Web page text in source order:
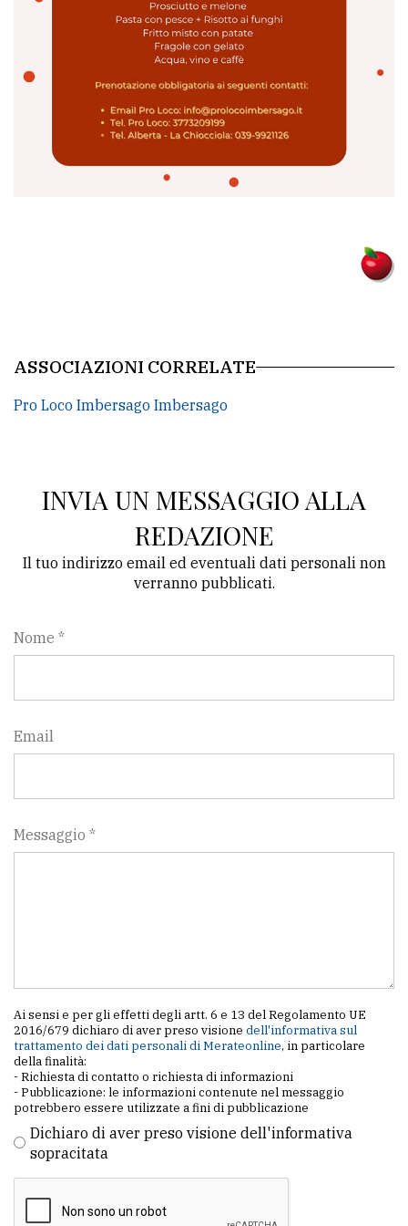
ASSOCIAZIONI CORRELATE
Pro Loco Imbersago Imbersago
INVIA UN MESSAGGIO ALLA
REDAZIONE
Il tuo indirizzo email ed eventuali dati personali non
verranno pubblicati.
Nome *
Email
Messaggio *
Ai sensi e per gli effetti degli artt. 6 e 13 del Regolamento UE
2016/679 dichiaro di aver preso visione dell'informativa sul
trattamento dei dati personali di Merateonline, in particolare
della finalità:
- Richiesta di contatto o richiesta di informazioni
- Pubblicazione: le informazioni contenute nel messaggio
potrebbero essere utilizzate a fini di pubblicazione
Dichiaro di aver preso visione dell'informativa
sopracitata